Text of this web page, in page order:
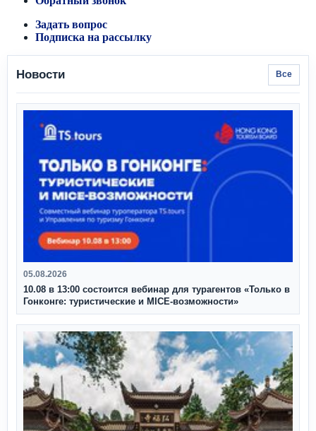
Задать вопрос
Подписка на рассылку
Новости Все
05.08.2026
10.08 в 13:00 состоится вебинар для турагентов «Только в
Гонконге: туристические и MICE-возможности»